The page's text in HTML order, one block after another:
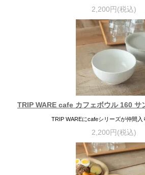
2,200円(税込)
TRIP WARE cafe カフェボウル 160 サ
TRIP WAREにcafeシリーズが仲間入
2,200円(税込)